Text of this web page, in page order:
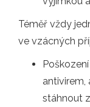
Téměř vždy
ve vzácných
antivirem,
stáhnout